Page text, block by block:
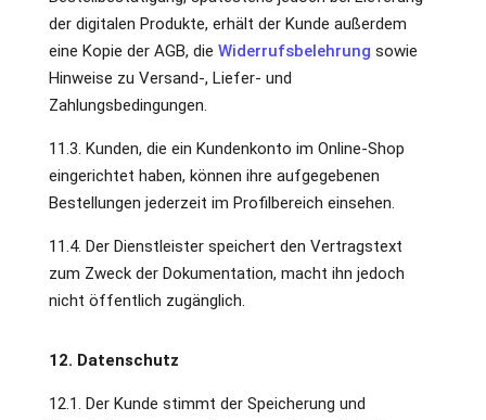
der digitalen Produkte, erhält der Kunde außerdem
eine Kopie der AGB, die Widerrufsbelehrung sowie
Hinweise zu Versand-, Liefer- und
Zahlungsbedingungen.
11.3. Kunden, die ein Kundenkonto im Online-Shop
eingerichtet haben, können ihre aufgegebenen
Bestellungen jederzeit im Profilbereich einsehen.
11.4. Der Dienstleister speichert den Vertragstext
zum Zweck der Dokumentation, macht ihn jedoch
nicht öffentlich zugänglich.
12. Datenschutz
12.1. Der Kunde stimmt der Speicherung und